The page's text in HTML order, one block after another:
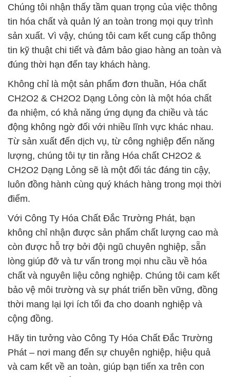
Chúng tôi nhận thấy tầm quan trọng của việc thông
tin hóa chất và quản lý an toàn trong mọi quy trình
sản xuất. Vì vậy, chúng tôi cam kết cung cấp thông
tin kỹ thuật chi tiết và đảm bảo giao hàng an toàn và
đúng thời hạn đến tay khách hàng.
Không chỉ là một sản phẩm đơn thuần, Hóa chất
CH2O2 & CH2O2 Dạng Lỏng còn là một hóa chất
đa nhiệm, có khả năng ứng dụng đa chiều và tác
động không ngờ đối với nhiều lĩnh vực khác nhau.
Từ sản xuất đến dịch vụ, từ công nghiệp đến năng
lượng, chúng tôi tự tin rằng Hóa chất CH2O2 &
CH2O2 Dạng Lỏng sẽ là một đối tác đáng tin cậy,
luôn đồng hành cùng quý khách hàng trong mọi thời
điểm.
Với Công Ty Hóa Chất Đắc Trường Phát, bạn
không chỉ nhận được sản phẩm chất lượng cao mà
còn được hỗ trợ bởi đội ngũ chuyên nghiệp, sẵn
lòng giúp đỡ và tư vấn trong mọi nhu cầu về hóa
chất và nguyên liệu công nghiệp. Chúng tôi cam kết
bảo vệ môi trường và sự phát triển bền vững, đồng
thời mang lại lợi ích tối đa cho doanh nghiệp và
cộng đồng.
Hãy tin tưởng vào Công Ty Hóa Chất Đắc Trường
Phát – nơi mang đến sự chuyên nghiệp, hiệu quả
và cam kết về an toàn, giúp bạn tiến xa trên con